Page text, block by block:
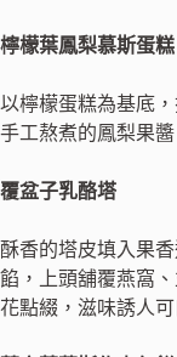
檸檬葉鳳梨慕斯蛋糕
以檸檬蛋糕為基底
手工熬煮的鳳梨果
覆盆子乳酪塔
酥香的塔皮填入果
餡，上頭舖覆燕窩
花點綴，滋味誘人可